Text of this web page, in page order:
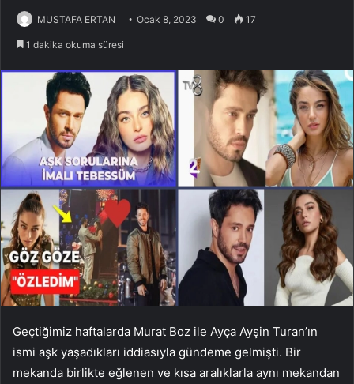
MUSTAFA ERTAN Ocak 8, 2023 0 17
1 dakika okuma süresi
Geçtiğimiz haftalarda Murat Boz ile Ayça Ayşin Turan’ın
ismi aşk yaşadıkları iddiasıyla gündeme gelmişti. Bir
mekanda birlikte eğlenen ve kısa aralıklarla aynı mekandan